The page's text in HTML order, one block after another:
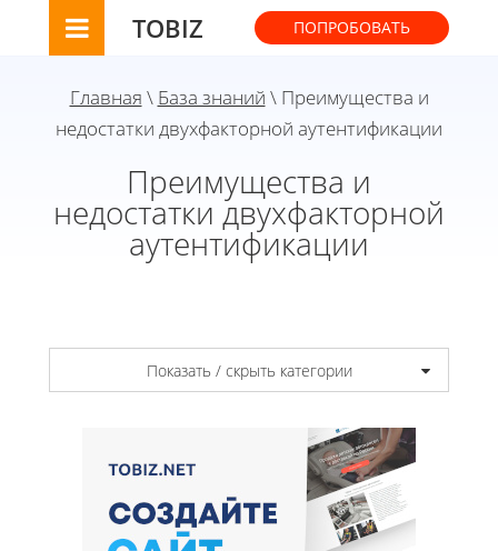
TOBIZ ПОПРОБОВАТЬ
Главная \ База знаний \ Преимущества и
недостатки двухфакторной аутентификации
Преимущества и
недостатки двухфакторной
аутентификации
Показать / скрыть категории